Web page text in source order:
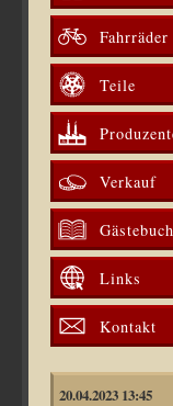
Fahrräder
Teile
Verkauf
Gästebuch
Links
Kontakt
20.04.2023 13:45